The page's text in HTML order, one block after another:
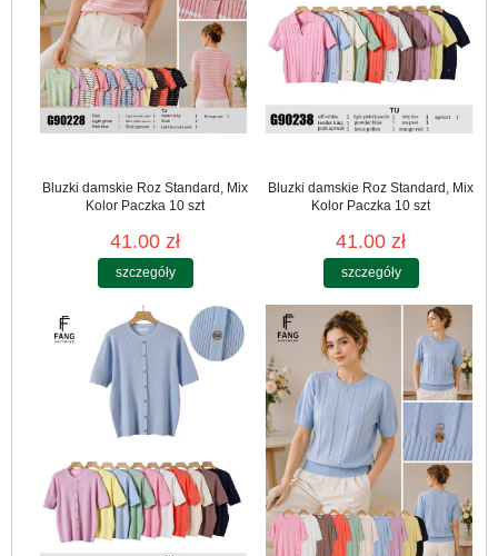
Bluzki damskie Roz Standard, Mix
Kolor Paczka 10 szt
41.00 zł
szczegóły
Bluzki damskie Roz Standard, Mix
Kolor Paczka 10 szt
41.00 zł
szczegóły